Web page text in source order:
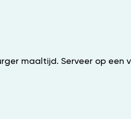
maaltijd. Serveer op